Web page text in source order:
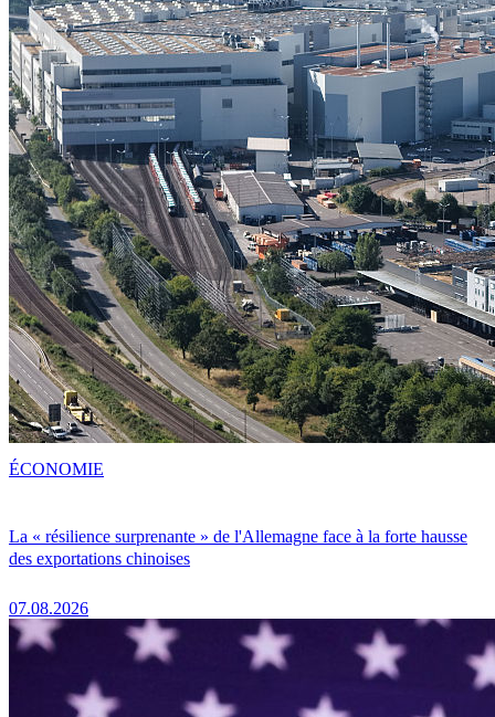
La « résilience surprenante » de l'Allemagne face à la forte hausse
des exportations chinoises
07.08.2026
ÉCONOMIE